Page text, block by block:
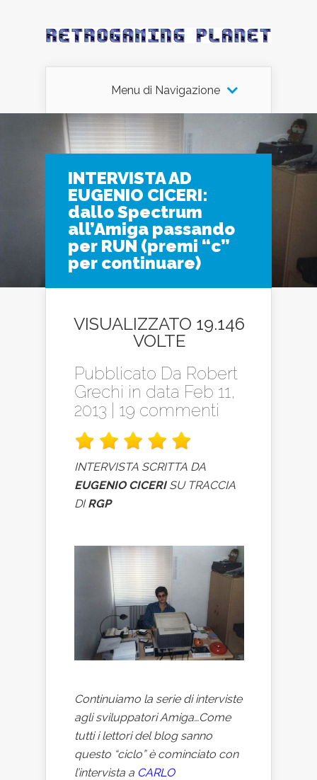
Menu di Navigazione
INTERVISTA AD
EUGENIO CICERI:
dallo Spectrum
all’Amiga passando
per RUN (premi “c”
per continuare)
VISUALIZZATO 19.146
VOLTE
Pubblicato Da Robert
Grechi in data Feb 11,
2013 | 19 commenti
INTERVISTA SCRITTA DA
EUGENIO CICERISU TRACCIA
DIRGP
Continuiamo la serie di interviste
agli sviluppatori Amiga…Come
tutti i lettori del blog sanno
questo “ciclo” è cominciato con
l’intervista a CARLO